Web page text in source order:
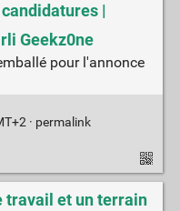
|
Geekz0ne
pour l'annonce
· permalink
travail et un terrain